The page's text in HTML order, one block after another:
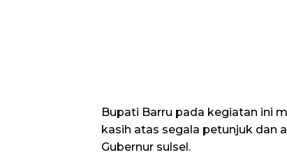
Bupati Barru pada kegiatan ini
kasih atas segala petunjuk dan
Gubernur sulsel.